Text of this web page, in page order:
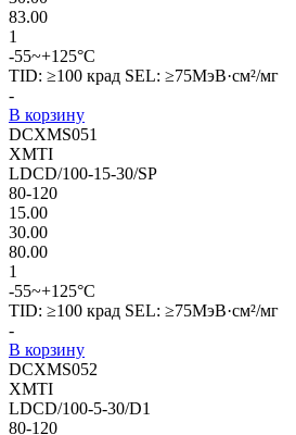
83.00
1
-55~+125°C
TID: ≥100 крад SEL: ≥75МэВ·см²/мг
-
В корзину
DCXMS051
XMTI
LDCD/100-15-30/SP
80-120
15.00
30.00
80.00
1
-55~+125°C
TID: ≥100 крад SEL: ≥75МэВ·см²/мг
-
В корзину
DCXMS052
XMTI
LDCD/100-5-30/D1
80-120